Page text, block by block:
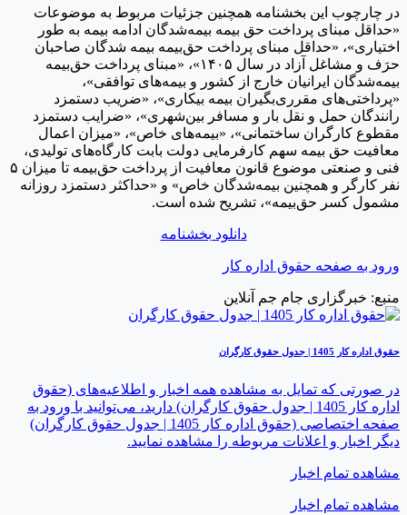
چارچوب این بخشنامه همچنین جزئیات مربوط به موضوعات
مبنای پرداخت حق بیمه بیمه‌شدگان ادامه بیمه به طور
«حداقل مبنای پرداخت حق‏‌بیمه بیمه ‏‌شدگان صاحبان
حرَف و مشاغل آزاد در سال ۱۴۰۵»، «مبنای پرداخت حق‌‏بیمه
ایرانیان خارج از کشور و بیمه‏‌های توافقی»،
مقرری‌بگیران بیمه بیکاری»، «ضریب دستمزد
حمل و نقل بار و مسافر بین‌شهری»، «ضرایب دستمزد
کارگران ساختمانی»، «بیمه‌های خاص»، «میزان اعمال
حق بیمه سهم کارفرمایی دولت بابت کارگاه‌های تولیدی،
فنی و صنعتی موضوع قانون معافیت از پرداخت حق‌بیمه تا میزان ۵
کارگر و همچنین بیمه‌شدگان خاص» و «حداکثر دستمزد روزانه
کسر حق‌بیمه»، تشریح شده است.
دانلود بخشنامه
به صفحه حقوق اداره کار
خبرگزاری جام جم آنلاین
اداره کار 1405 | جدول حقوق کارگران
صورتی که تمایل به مشاهده همه اخبار و اطلاعیه‌های (حقوق
اداره کار 1405 | جدول حقوق کارگران) دارید، می‌توانید با ورود به
صفحه اختصاصی (حقوق اداره کار 1405 | جدول حقوق کارگران)
اخبار و اعلانات مربوطه را مشاهده نمایید.
تمام اخبار
تمام اخبار